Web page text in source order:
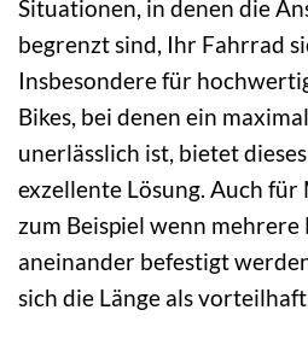
Situationen, in denen die
begrenzt sind, Ihr Fahrrad
Insbesondere für
Bikes, bei denen ein
unerlässlich ist, bietet
exzellente Lösung. Auch
zum Beispiel wenn
aneinander befestigt
sich die Länge als